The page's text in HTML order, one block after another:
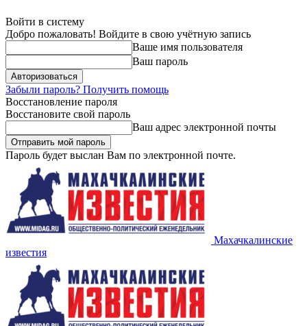
Войти в систему
Добро пожаловать! Войдите в свою учётную запись
Ваше имя пользователя
Ваш пароль
Забыли пароль? Получить помощь
Восстановление пароля
Восстановите свой пароль
Ваш адрес электронной почты
Пароль будет выслан Вам по электронной почте.
Махачкалинские
известия